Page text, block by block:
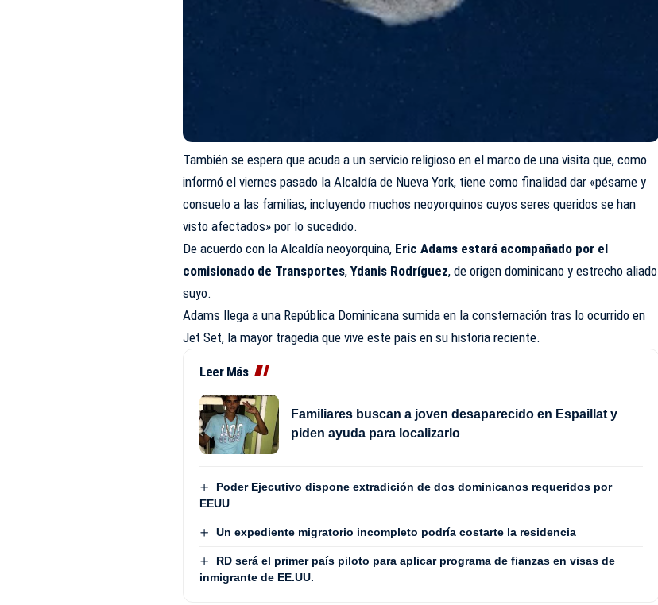
También se espera que acuda a un servicio religioso en el marco de una visita que, como
informó el viernes pasado la Alcaldía de Nueva York, tiene como finalidad dar «pésame y
consuelo a las familias, incluyendo muchos neoyorquinos cuyos seres queridos se han
visto afectados» por lo sucedido.
De acuerdo con la Alcaldía neoyorquina, Eric Adams estará acompañado por el
comisionado de Transportes,Ydanis Rodríguez, de origen dominicano y estrecho aliado
suyo.
Adams llega a una República Dominicana sumida en la consternación tras lo ocurrido en
Jet Set, la mayor tragedia que vive este país en su historia reciente.
Leer Más
Familiares buscan a joven desaparecido en Espaillat y
piden ayuda para localizarlo
Poder Ejecutivo dispone extradición de dos dominicanos requeridos por
EEUU
Un expediente migratorio incompleto podría costarte la residencia
RD será el primer país piloto para aplicar programa de fianzas en visas de
inmigrante de EE.UU.